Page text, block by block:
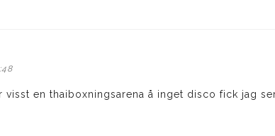
visst en thaiboxningsarena å inget disco fick jag